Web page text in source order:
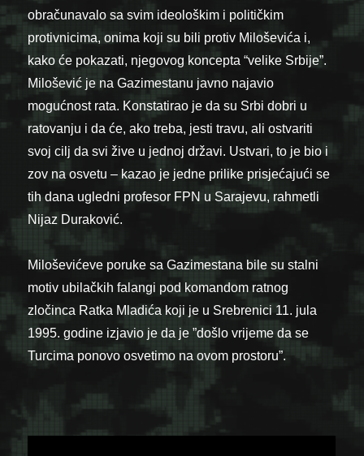
obračunavalo sa svim ideološkim i političkim
protivnicima, onima koji su bili protiv Miloševića i,
kako će pokazati, njegovog koncepta “velike Srbije”.
Milošević je na Gazimestanu javno najavio
mogućnost rata. Konstatirao je da su Srbi dobri u
ratovanju i da će, ako treba, jesti travu, ali ostvariti
svoj cilj da svi žive u jednoj državi. Ustvari, to je bio i
zov na osvetu – kazao je jedne prilike prisjećajući se
tih dana ugledni profesor FPN u Sarajevu, rahmetli
Nijaz Duraković.
Miloševićeve poruke sa Gazimestana bile su stalni
motiv ubilačkih falangi pod komandom ratnog
zločinca Ratka Mladića koji je u Srebrenici 11. jula
1995. godine izjavio je da je ”došlo vrijeme da se
Turcima ponovo osvetimo na ovom prostoru”.